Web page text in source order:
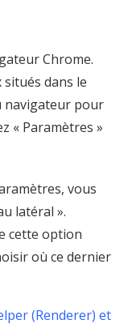
Chrome.
dans le
navigateur pour
« Paramètres »
vous
latéral ».
cette option
où ce dernier
(Renderer) et